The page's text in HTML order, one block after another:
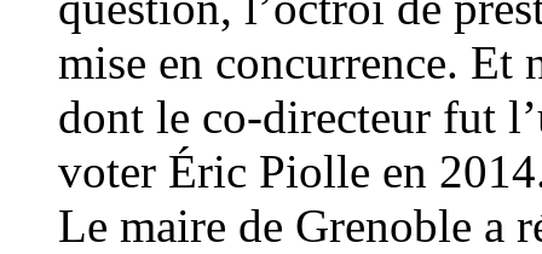
mise en concurrence. Et
dont le co-directeur fut
voter Éric Piolle en
Le maire de Grenoble a